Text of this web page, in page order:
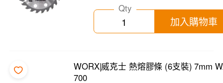
Qty
加入購物車
WORX|威克士 熱熔膠條 (6支裝) 7mm
700